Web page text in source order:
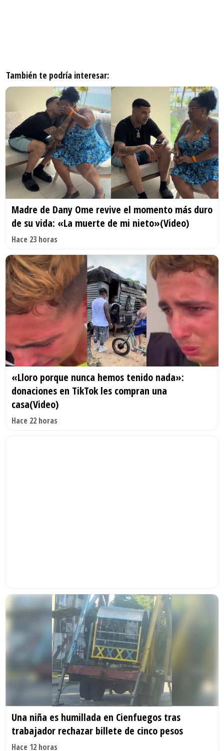
También te podría interesar:
Madre de Dany Ome revive el momento más duro
de su vida: «La muerte de mi nieto»(Video)
Hace 23 horas
«Lloro porque nunca hemos tenido nada»:
donaciones en TikTok les compran una
casa(Video)
Hace 22 horas
Una niña es humillada en Cienfuegos tras
trabajador rechazar billete de cinco pesos
Hace 12 horas